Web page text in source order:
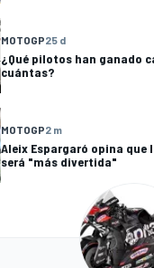
MOTOGP25 d
¿Qué pilotos han ganado
cuántas?
MOTOGP2 m
Aleix Espargaró opina que
será "más divertida"